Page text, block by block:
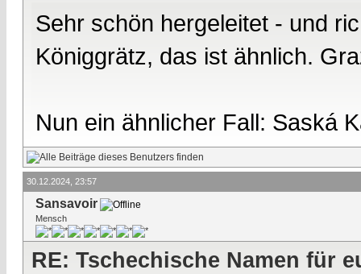
Sehr schön hergeleitet - und
Königgrätz, das ist ähnlich.
Nun ein ähnlicher Fall: Saská
30.12.2024, 23:57
Sansavoir
Mensch
RE: Tschechische Namen für